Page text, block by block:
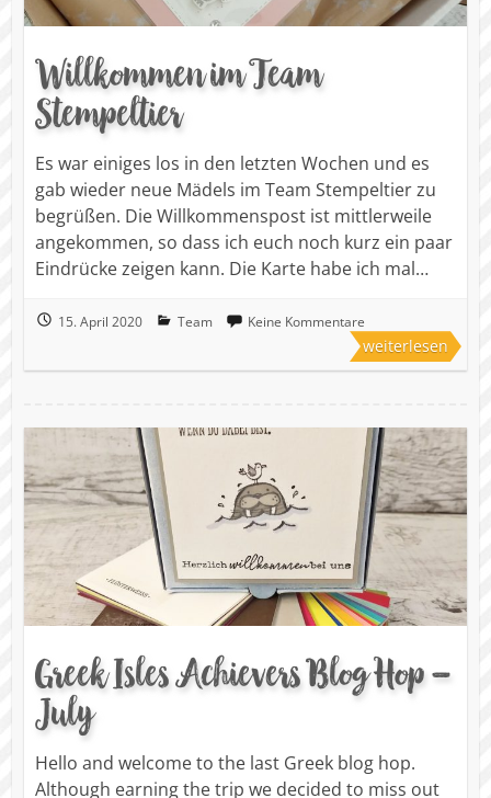
Willkommen im Team
Stempeltier
Es war einiges los in den letzten Wochen und es
gab wieder neue Mädels im Team Stempeltier zu
begrüßen. Die Willkommenspost ist mittlerweile
angekommen, so dass ich euch noch kurz ein paar
Eindrücke zeigen kann. Die Karte habe ich mal…
15. April 2020 Team Keine Kommentare
weiterlesen
Greek Isles Achievers Blog Hop –
July
Hello and welcome to the last Greek blog hop.
Although earning the trip we decided to miss out